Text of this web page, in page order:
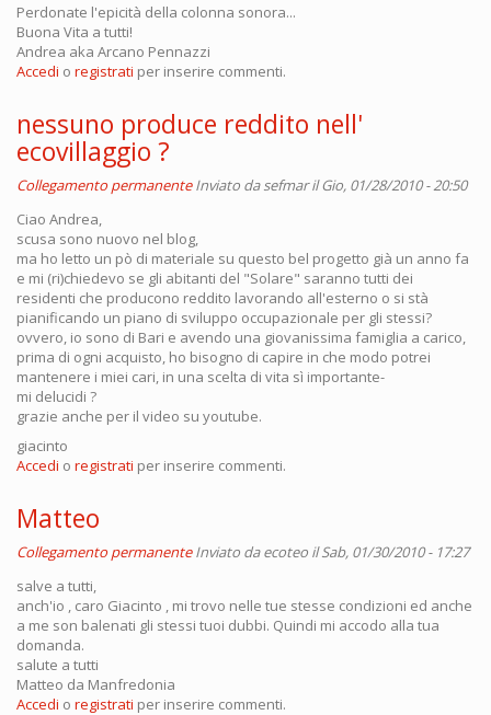
Perdonate l'epicità della colonna sonora...
Buona Vita a tutti!
Andrea aka Arcano Pennazzi
Accedi o registrati per inserire commenti.
nessuno produce reddito nell'
ecovillaggio ?
Collegamento permanente Inviato da sefmaril Gio, 01/28/2010 - 20:50
Ciao Andrea,
scusa sono nuovo nel blog,
ma ho letto un pò di materiale su questo bel progetto già un anno fa
e mi (ri)chiedevo se gli abitanti del "Solare" saranno tutti dei
residenti che producono reddito lavorando all'esterno o si stà
pianificando un piano di sviluppo occupazionale per gli stessi?
ovvero, io sono di Bari e avendo una giovanissima famiglia a carico,
prima di ogni acquisto, ho bisogno di capire in che modo potrei
mantenere i miei cari, in una scelta di vita sì importante-
mi delucidi ?
grazie anche per il video su youtube.
giacinto
Accedi o registrati per inserire commenti.
Matteo
Collegamento permanente Inviato daecoteo il Sab, 01/30/2010 - 17:27
salve a tutti,
anch'io , caro Giacinto , mi trovo nelle tue stesse condizioni ed anche
a me son balenati gli stessi tuoi dubbi. Quindi mi accodo alla tua
domanda.
salute a tutti
Matteo da Manfredonia
Accedi o registrati per inserire commenti.